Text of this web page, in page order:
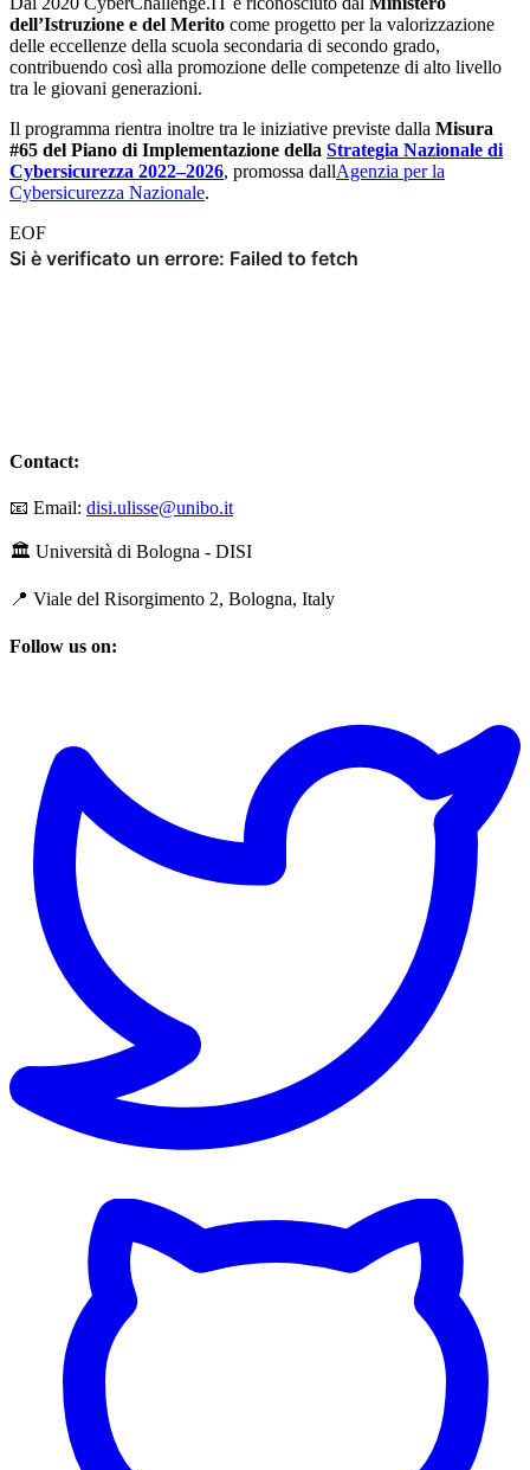
dell’Istruzione e del Merito come progetto per la valorizzazione
delle eccellenze della scuola secondaria di secondo grado,
contribuendo così alla promozione delle competenze di alto livello
tra le giovani generazioni.
Il programma rientra inoltre tra le iniziative previste dalla Misura
#65 del Piano di Implementazione della Strategia Nazionale di
Cybersicurezza 2022–2026, promossa dallAgenzia per la
Cybersicurezza Nazionale.
EOF
Contact:
📧 Email: disi.ulisse@unibo.it
🏛️ Università di Bologna - DISI
📍 Viale del Risorgimento 2, Bologna, Italy
Follow us on: